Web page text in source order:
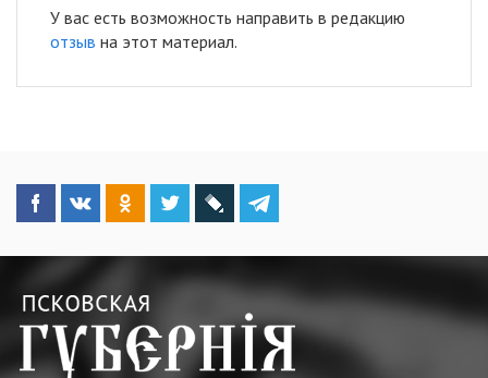
У вас есть возможность направить в редакцию
отзыв на этот материал.